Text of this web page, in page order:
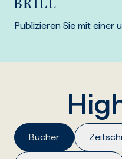
Publizieren Sie mit einer
Bücher